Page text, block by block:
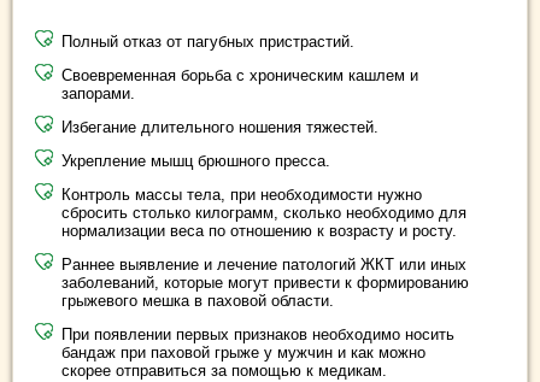
Полный отказ от пагубных пристрастий.
Своевременная борьба с хроническим кашлем и
запорами.
Избегание длительного ношения тяжестей.
Укрепление мышц брюшного пресса.
Контроль массы тела, при необходимости нужно
сбросить столько килограмм, сколько необходимо для
нормализации веса по отношению к возрасту и росту.
Раннее выявление и лечение патологий ЖКТ или иных
заболеваний, которые могут привести к формированию
грыжевого мешка в паховой области.
При появлении первых признаков необходимо носить
бандаж при паховой грыже у мужчин и как можно
скорее отправиться за помощью к медикам.